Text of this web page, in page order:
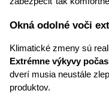
Okná odolné voči
Extrémne výkyvy
dverí musia neustále
produktov.